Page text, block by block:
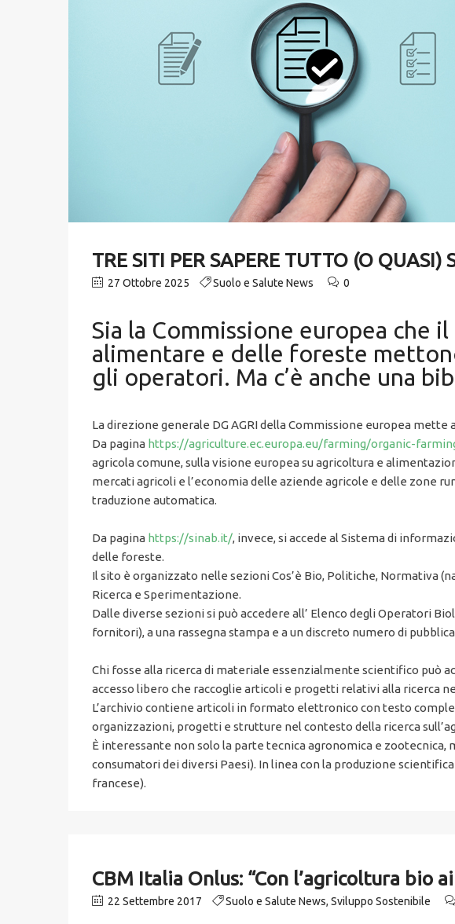
TRE SITI PER SAPERE TUTTO (O QUASI)
27 Ottobre 2025 Suolo e Salute News 0
Sia la Commissione europea che
alimentare e delle foreste
gli operatori. Ma c’è anche una
La direzione generale DG AGRI della Commissione europea
Da pagina https://agriculture.ec.europa.eu/farming/organic-
agricola comune, sulla visione europea su agricoltura e
mercati agricoli e l’economia delle aziende agricole e delle zone
traduzione automatica.
Da pagina https://sinab.it/, invece, si accede al Sistema di
delle foreste.
Il sito è organizzato nelle sezioni Cos’è Bio, Politiche, Normativa
Ricerca e Sperimentazione.
Dalle diverse sezioni si può accedere all’ Elenco degli Operatori
fornitori), a una rassegna stampa e a un discreto numero di
Chi fosse alla ricerca di materiale essenzialmente scientifico può
accesso libero che raccoglie articoli e progetti relativi alla ricerca
L’archivio contiene articoli in formato elettronico con testo
organizzazioni, progetti e strutture nel contesto della ricerca
È interessante non solo la parte tecnica agronomica e zootecnica,
consumatori dei diversi Paesi). In linea con la produzione
francese).
CBM Italia Onlus: “Con l’agricoltura bio
22 Settembre 2017 Suolo e Salute News, Sviluppo Sostenibile